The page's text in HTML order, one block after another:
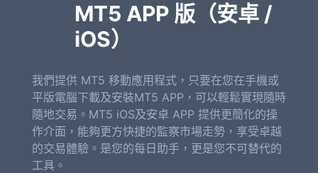
MT5 APP 版（安卓 /
iOS）
我們提供 MT5 移動應用程式，只要在您在手機或
平版電腦下載及安裝MT5 APP，可以輕鬆實現隨時
隨地交易。MT5 iOS及安卓 APP 提供更簡化的操
作介面，能夠更方快捷的監察市場走勢，享受卓越
的交易體驗。是您的每日助手，更是您不可替代的
工具。